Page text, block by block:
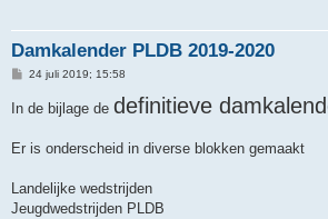
Damkalender PLDB 2019-2020
B
t
24 juli 2019; 15:58
In de bijlage de definitieve
Er is onderscheid in diverse blokken gemaakt
Landelijke wedstrijden
Jeugdwedstrijden PLDB